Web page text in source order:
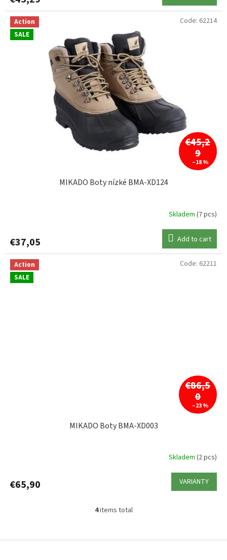
Action
SALE
€45,2
9
–18 %
MIKADO Boty nízké BMA-XD124
Skladem (7 pcs)
€37,05 Add to cart
Code: 62214
Action
SALE
€86,5
0
–23 %
MIKADO Boty BMA-XD003
Skladem (2 pcs)
€65,90 VARIANTY
Code: 62211
L
t
4items total